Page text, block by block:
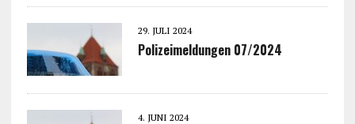
29. JULI 2024
Polizeimeldungen 07/2024
4. JUNI 2024